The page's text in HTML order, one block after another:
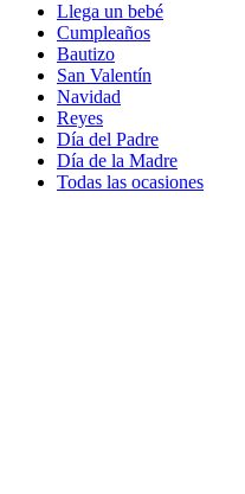
Llega un bebé
Cumpleaños
Bautizo
San Valentín
Navidad
Reyes
Día del Padre
Día de la Madre
Todas las ocasiones